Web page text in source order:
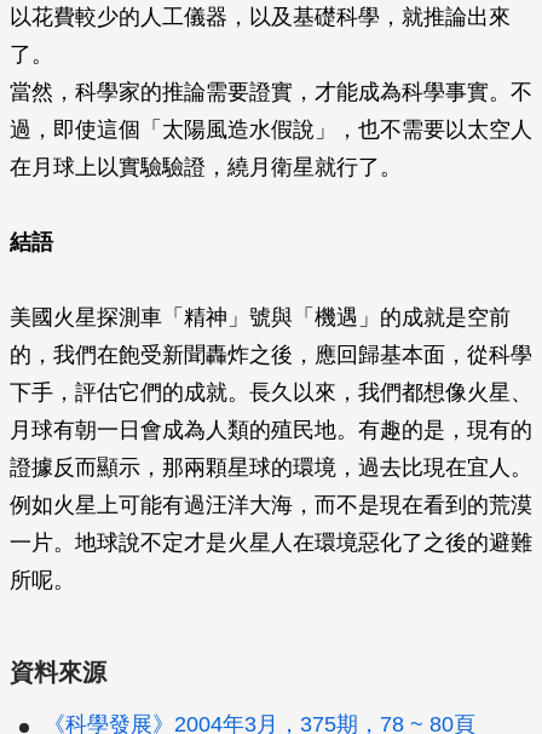
以花費較少的人工儀器，以及基礎科學，就推論出來
了。
當然，科學家的推論需要證實，才能成為科學事實。不
過，即使這個「太陽風造水假說」，也不需要以太空人
在月球上以實驗驗證，繞月衛星就行了。
結語
美國火星探測車「精神」號與「機遇」的成就是空前
的，我們在飽受新聞轟炸之後，應回歸基本面，從科學
下手，評估它們的成就。長久以來，我們都想像火星、
月球有朝一日會成為人類的殖民地。有趣的是，現有的
證據反而顯示，那兩顆星球的環境，過去比現在宜人。
例如火星上可能有過汪洋大海，而不是現在看到的荒漠
一片。地球說不定才是火星人在環境惡化了之後的避難
所呢。
資料來源
《科學發展》2004年3月，375期，78 ~ 80頁